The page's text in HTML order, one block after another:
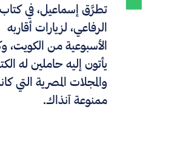
تطرَّق إسماعيل، في كتاب
الرفاعي، لزيارات أقاربه
الأسبوعية من الكويت،
يأتون إليه حاملين له
والمجلات المصرية التي
ممنوعة آنذاك.